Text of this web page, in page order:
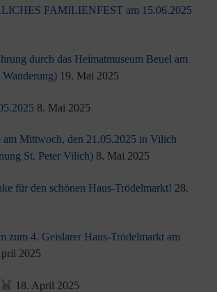
FAMILIENFEST am 15.06.2025
durch das Heimatmuseum Beuel am
19. Mai 2025
8. Mai 2025
Mittwoch, den 21.05.2025 in Vilich
St. Peter Vilich) 8. Mai 2025
für den schönen Haus-Trödelmarkt! 28.
zum 4. Geislarer Haus-Trödelmarkt am
2025
18. April 2025